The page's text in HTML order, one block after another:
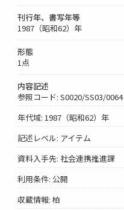
刊行年、書写年等
1987（昭和62）年
形態
1点
内容記述
参照コード: S0020/SS03/0064
年代域: 1987（昭和62）年
記述レベル: アイテム
資料入手先: 社会連携推進課
利用条件: 公開
収蔵情報: 柏